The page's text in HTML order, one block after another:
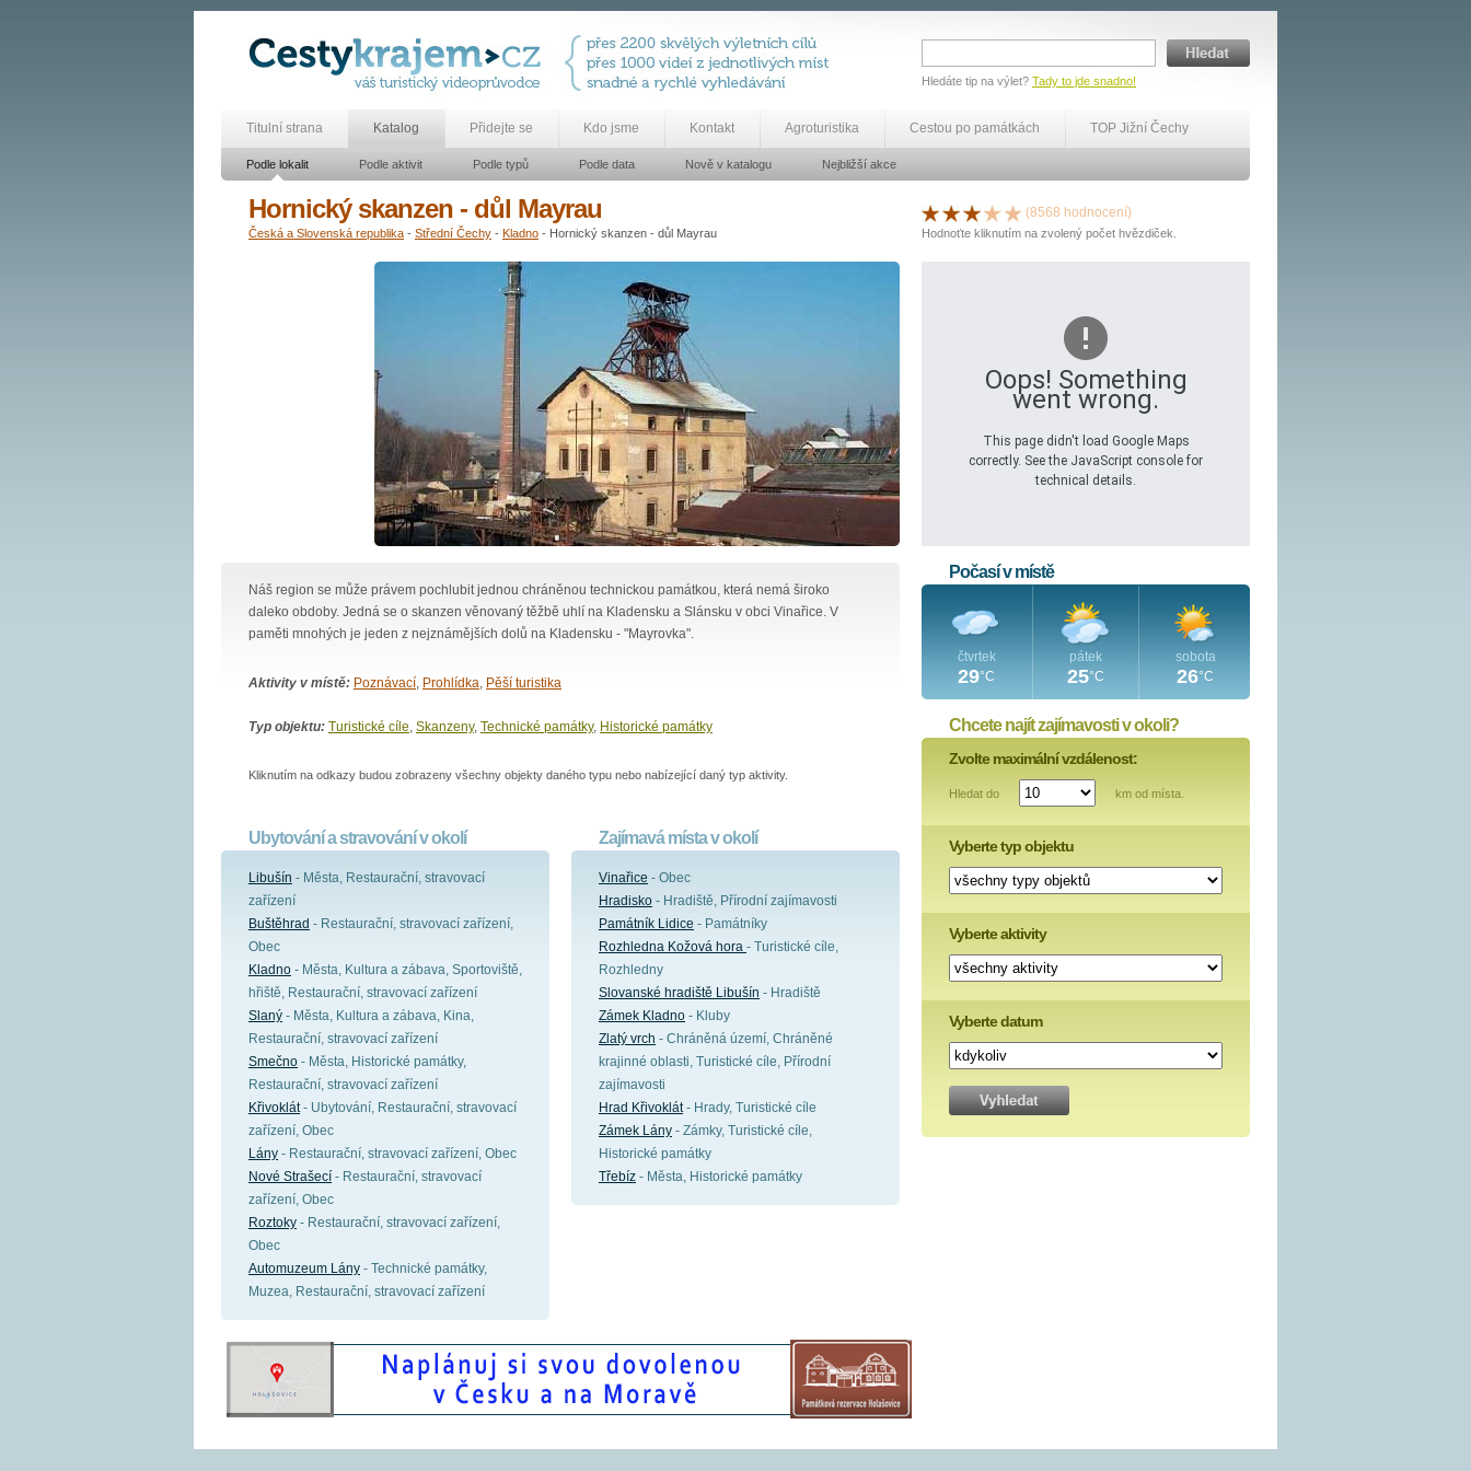
Hledáte tip na výlet? Tady to jde snadno!
Titulní strana Katalog Přidejte se Kdo jsme Kontakt Agroturistika Cestou po památkách TOP Jižní Čechy
Podle lokalit Podle aktivit Podle typů Podle data Nově v katalogu Nejbližší akce
Hornický skanzen - důl Mayrau
Česká a Slovenská republika - Střední Čechy - Kladno - Hornický skanzen - důl Mayrau
Náš region se může právem pochlubit jednou chráněnou technickou památkou, která nemá široko
daleko obdoby. Jedná se o skanzen věnovaný těžbě uhlí na Kladensku a Slánsku v obci Vinařice. V
paměti mnohých je jeden z nejznámějších dolů na Kladensku - "Mayrovka".
Aktivity v místě: Poznávací, Prohlídka, Pěší turistika
Typ objektu: Turistické cíle, Skanzeny, Technické památky, Historické památky
Kliknutím na odkazy budou zobrazeny všechny objekty daného typu nebo nabízející daný typ aktivity.
Ubytování a stravování v okolí
Libušín - Města, Restaurační, stravovací
zařízení
Buštěhrad - Restaurační, stravovací zařízení,
Obec
Kladno - Města, Kultura a zábava, Sportoviště,
hřiště, Restaurační, stravovací zařízení
Slaný - Města, Kultura a zábava, Kina,
Restaurační, stravovací zařízení
Smečno - Města, Historické památky,
Restaurační, stravovací zařízení
Křivoklát- Ubytování, Restaurační, stravovací
zařízení, Obec
Lány - Restaurační, stravovací zařízení, Obec
Nové Strašecí - Restaurační, stravovací
zařízení, Obec
Roztoky - Restaurační, stravovací zařízení,
Obec
Automuzeum Lány - Technické památky,
Muzea, Restaurační, stravovací zařízení
Zajímavá místa v okolí
Vinařice - Obec
Hradisko - Hradiště, Přírodní zajímavosti
Památník Lidice - Památníky
Rozhledna Kožová hora - Turistické cíle,
Rozhledny
Slovanské hradiště Libušín - Hradiště
Zámek Kladno - Kluby
Zlatý vrch - Chráněná území, Chráněné
krajinné oblasti, Turistické cíle, Přírodní
zajímavosti
Hrad Křivoklát- Hrady, Turistické cíle
Zámek Lány - Zámky, Turistické cíle,
Historické památky
Třebíz - Města, Historické památky
(8568 hodnocení)
Hodnoťte kliknutím na zvolený počet hvězdiček.
Oops! Something
went wrong.
This page didn't load Google Maps
correctly. See the JavaScript console for
technical details.
Počasí v místě
čtvrtek
29°C
pátek
25°C
sobota
26°C
Chcete najít zajímavosti v okoli?
Zvolte maximální vzdálenost:
Hledat do km od místa.
Vyberte typ objektu
Vyberte aktivity
Vyberte datum